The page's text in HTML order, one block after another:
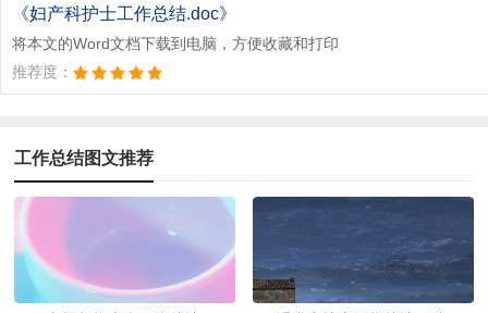
《妇产科护士工作总结.doc》
将本文的Word文档下载到电脑，方便收藏和打印
推荐度：
工作总结图文推荐